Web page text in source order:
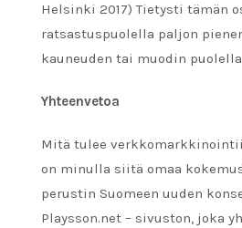
Helsinki 2017) Tietysti tämän
ratsastuspuolella paljon
kauneuden tai muodin
Yhteenvetoa
Mitä tulee
on minulla siitä omaa
perustin Suomeen uuden
Playsson.net – sivuston, joka